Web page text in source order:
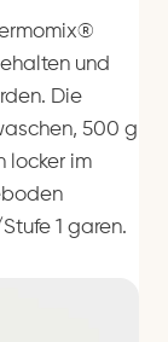
und
Die
500 g
locker im
1 garen.